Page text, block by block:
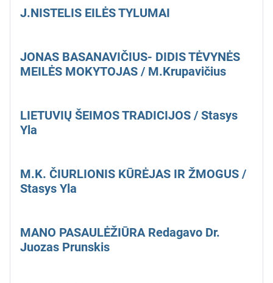
J.NISTELIS EILĖS TYLUMAI
JONAS BASANAVIČIUS- DIDIS TĖVYNĖS
MEILĖS MOKYTOJAS / M.Krupavičius
LIETUVIŲ ŠEIMOS TRADICIJOS / Stasys
Yla
M.K. ČIURLIONIS KŪRĖJAS IR ŽMOGUS /
Stasys Yla
MANO PASAULĖŽIŪRA Redagavo Dr.
Juozas Prunskis